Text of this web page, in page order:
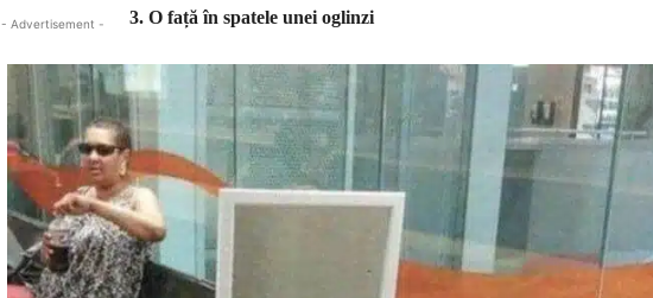
- Advertisement - 3. O față în spatele unei oglinzi